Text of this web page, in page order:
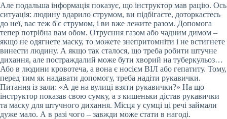
Але подальша інформація показує, що інструктор мав рацію. Ось
ситуація: людину вдарило струмом, ви підбігаєте, доторкаєтесь
до неї, вас теж б'є струмом, і ви вже лежите разом. Допомога
тепер потрібна вам обом. Отруєння газом або чадним димом –
якщо не одягнете маску, то можете знепритомніти і не встигнете
винести людину. А якщо так сталося, що треба робити штучне
дихання, але постраждалий може бути хворий на туберкульоз…
Або в людини кровотеча, а вона є носієм ВІЛ або гепатиту. Тому,
перед тим як надавати допомогу, треба надіти рукавички.
Питання із зали: «А де на вулиці взяти рукавички?» На що
інструктор показав свою сумку, а з кишеньки дістав рукавички
та маску для штучного дихання. Місця у сумці ці речі займали
дуже мало. А в разі чого – завжди може стати в нагоді.